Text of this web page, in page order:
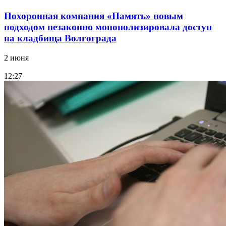
Похоронная компания «Память» новым
подходом незаконно монополизировала доступ
на кладбища Волгограда
2 июня
12:27